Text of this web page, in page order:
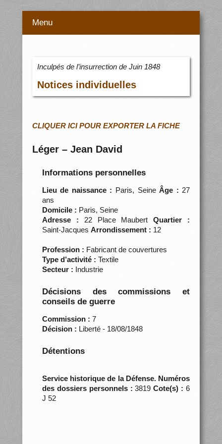
Menu
Inculpés de l’insurrection de Juin 1848
Notices individuelles
CLIQUER ICI POUR EXPORTER LA FICHE
Léger – Jean David
Informations personnelles
Lieu de naissance : Paris, SeineÂge : 27
ans
Domicile : Paris, Seine
Adresse : 22 Place MaubertQuartier :
Saint-Jacques Arrondissement : 12
Profession : Fabricant de couvertures
Type d’activité : Textile
Secteur : Industrie
Décisions des commissions et
conseils de guerre
Commission : 7
Décision : Liberté - 18/08/1848
Détentions
Service historique de la Défense. Numéros
des dossiers personnels :3819Cote(s) : 6
J 52